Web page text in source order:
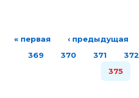
« первая ‹ предыдущая
369
370 371 372
375